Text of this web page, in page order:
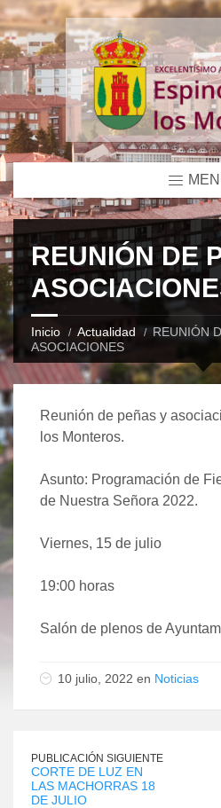
REUNIÓN DE
Inicio Actualidad
REUNIÓN
ASOCIACIONES
Reunión de peñas y
los Monteros.
Asunto: Programación de
de Nuestra Señora 2022.
Viernes, 15 de julio
19:00 horas
Salón de plenos de
10 julio, 2022 en Noticias
PUBLICACIÓN SIGUIENTE
CORTE DE LUZ EN
LAS MACHORRAS 18
DE JULIO